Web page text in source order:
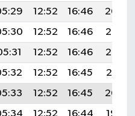
12:52 16:46
20:04
12:52 16:46
20:03
12:52 16:46
20:02
12:52 16:45
20:01
12:52 16:45
20:00